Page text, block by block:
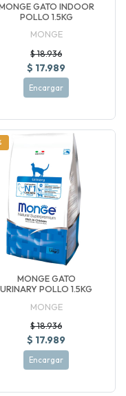
GATO INDOOR
POLLO 1.5KG
MONGE
$ 18.936
$ 17.989
Encargar
MONGE GATO
URINARY POLLO 1.5KG
MONGE
$ 18.936
$ 17.989
Encargar